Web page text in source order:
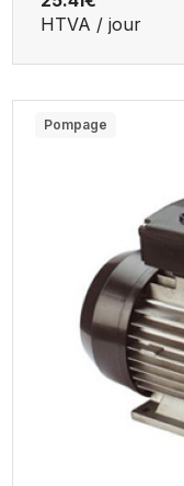
HTVA / jour
Pompage